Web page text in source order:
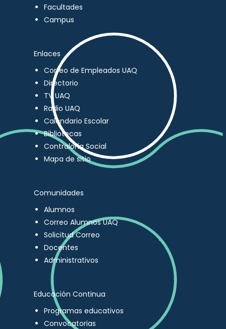
Facultades
Campus
Enlaces
Correo de Empleados UAQ
Directorio
TV UAQ
Radio UAQ
Calendario Escolar
Bibliotecas
Contraloría Social
Mapa de sitio
Comunidades
Alumnos
Correo Alumnos UAQ
Solicitud Correo
Docentes
Administrativos
Educación Continua
Programas educativos
Convocatorias